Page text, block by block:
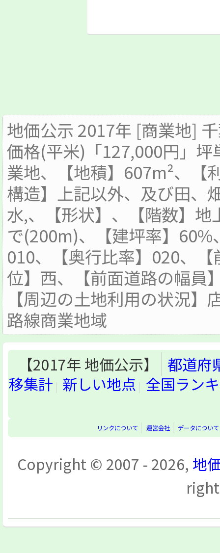
地価公示 2017年 [商業地]
価格(平米)「127,000円」
業地、【地積】607m²、【
構造】上記以外、及び田、
水,、【形状】、【階数】
で(200m)、【建坪率】
010、【奥行比率】020、
位】西、【前面道路の幅員
【周辺の土地利用の状況
路線商業地域
【2017年 地価公示】
都道府
移集計 新しい地点 全国ラン
リンクについて 運営会社 データについて
Copyright © 2007 - 2026, 地